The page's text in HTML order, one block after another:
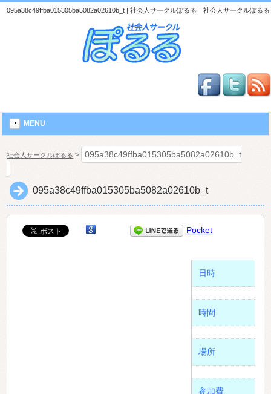
095a38c49ffba015305ba5082a02610b_t | 社会人サークルぽるる｜社会人サークルぽるる
MENU
社会人サークルぽるる > 095a38c49ffba015305ba5082a02610b_t
095a38c49ffba015305ba5082a02610b_t
Pocket
日時
時間
場所
参加費